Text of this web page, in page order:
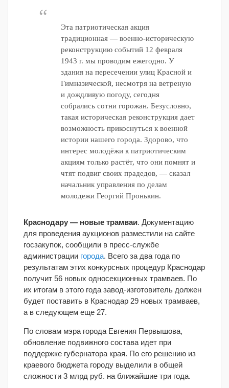
Эта патриотическая акция
традиционная — военно-историческую
реконструкцию событий 12 февраля
1943 г. мы проводим ежегодно. У
здания на пересечении улиц Красной и
Гимназической, несмотря на ветреную
и дождливую погоду, сегодня
собрались сотни горожан. Безусловно,
такая историческая реконструкция дает
возможность прикоснуться к военной
истории нашего города. Здорово, что
интерес молодёжи к патриотическим
акциям только растёт, что они помнят и
чтят подвиг своих прадедов, — сказал
начальник управления по делам
молодежи Георгий Пронькин.
Краснодару — новые трамваи. Документацию
для проведения аукционов разместили на сайте
госзакупок, сообщили в пресс-службе
администрации города. Всего за два года по
результатам этих конкурсных процедур Краснодар
получит 56 новых односекционных трамваев. По
их итогам в этого года завод-изготовитель должен
будет поставить в Краснодар 29 новых трамваев,
а в следующем еще 27.
По словам мэра города Евгения Первышова,
обновление подвижного состава идет при
поддержке губернатора края. По его решению из
краевого бюджета городу выделили в общей
сложности 3 млрд руб. на ближайшие три года.